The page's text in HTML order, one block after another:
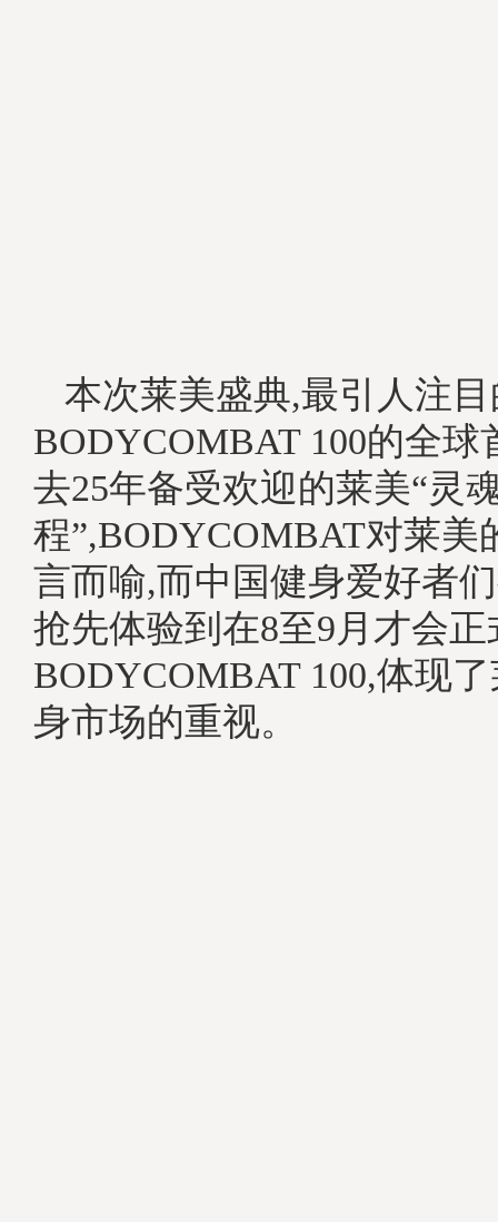
本次莱美盛典,最引人注
BODYCOMBAT 100的全球
去25年备受欢迎的莱美“灵
程”,BODYCOMBAT对莱美
言而喻,而中国健身爱好者
抢先体验到在8至9月才会
BODYCOMBAT 100,体现
身市场的重视。